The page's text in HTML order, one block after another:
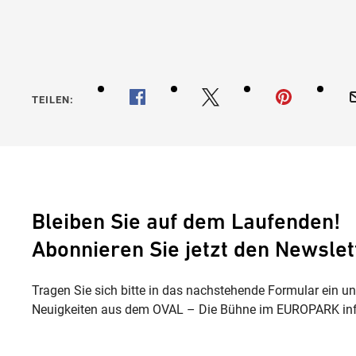
TEILEN:
Bleiben Sie auf dem Laufenden!
Abonnieren Sie jetzt den
Tragen Sie sich bitte in das nachstehende Formular ein
Neuigkeiten aus dem OVAL – Die Bühne im EUROPARK